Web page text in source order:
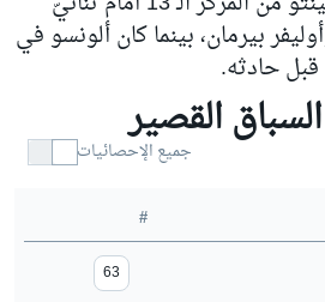
بيرمان، بينما كان ألونسو في
القصير
جميع الإحصائيات
#
63